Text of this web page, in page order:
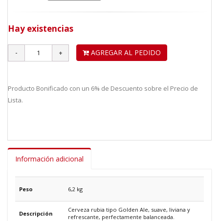
Hay existencias
AGREGAR AL PEDIDO
Producto Bonificado con un 6% de Descuento sobre el Precio de
Lista.
Información adicional
Peso 6,2 kg
Descripción
Cerveza rubia tipo Golden Ale, suave, liviana y
refrescante, perfectamente balanceada.